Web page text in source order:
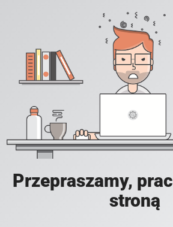
Przepraszamy,
stroną